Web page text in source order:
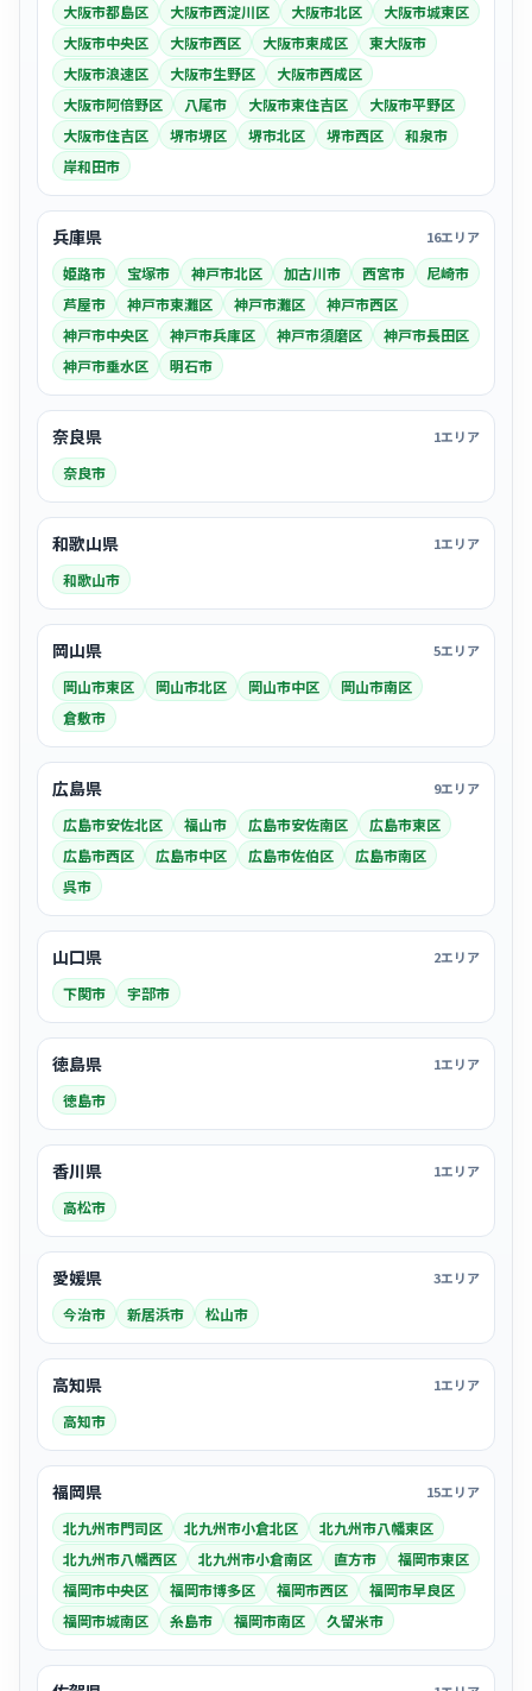
大阪市都島区
大阪市西淀川区 大阪市北区
大阪市城東区
大阪市中央区
大阪市西区 大阪市東成区
東大阪市
大阪市浪速区
大阪市生野区
大阪市西成区
大阪市阿倍野区
八尾市 大阪市東住吉区
大阪市平野区
大阪市住吉区
堺市堺区 堺市北区 堺市西区
和泉市
岸和田市
兵庫県 16エリア
姫路市 宝塚市 神戸市北区 加古川市 西宮市
尼崎市
芦屋市
神戸市東灘区 神戸市灘区
神戸市西区
神戸市中央区
神戸市兵庫区 神戸市須磨区
神戸市長田区
神戸市垂水区
明石市
奈良県 1エリア
奈良市
和歌山県 1エリア
和歌山市
岡山県 5エリア
岡山市東区 岡山市北区 岡山市中区
岡山市南区
倉敷市
広島県 9エリア
広島市安佐北区 福山市 広島市安佐南区
広島市東区
広島市西区
広島市中区 広島市佐伯区
広島市南区
呉市
山口県 2エリア
下関市 宇部市
徳島県 1エリア
徳島市
香川県 1エリア
高松市
愛媛県 3エリア
今治市 新居浜市 松山市
高知県 1エリア
高知市
福岡県 15エリア
北九州市門司区 北九州市小倉北区
北九州市八幡東区
北九州市八幡西区
北九州市小倉南区 直方市
福岡市東区
福岡市中央区
福岡市博多区 福岡市西区
福岡市早良区
福岡市城南区
糸島市 福岡市南区 久留米市